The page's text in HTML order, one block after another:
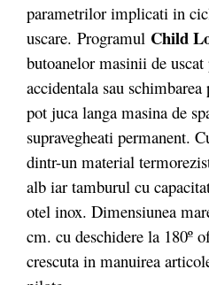
parametrilor implicati in
uscare. Programul Child
butoanelor masinii de
accidentala sau
pot juca langa masina de
supravegheati permanent.
dintr-un material
alb iar tamburul cu
otel inox. Dimensiunea
cm. cu deschidere la 180º
crescuta in manuirea